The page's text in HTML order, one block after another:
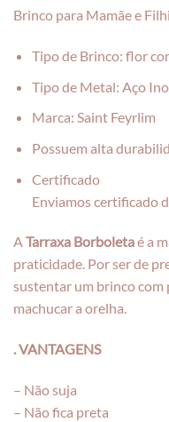
Brinco para Mamãe e
Tipo de Brinco: flor
Tipo de Metal: Aço
Marca: Saint Feyrlim
Possuem alta
Certificado
Enviamos certificado
ATarraxa Borboletaé a
praticidade. Por ser de
sustentar um brinco com
machucar a orelha.
. VANTAGENS
– Não suja
– Não fica preta